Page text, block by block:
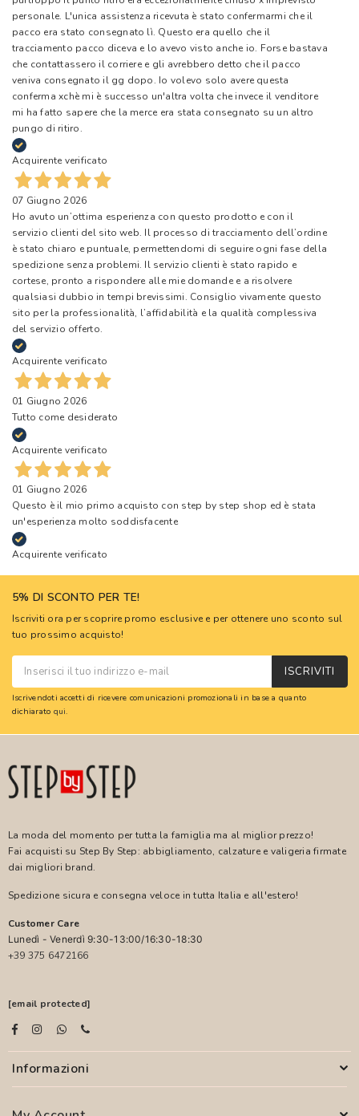
personale. L'unica assistenza ricevuta è stato confermarmi che il
pacco era stato consegnato lì. Questo era quello che il
tracciamento pacco diceva e lo avevo visto anche io. Forse bastava
che contattassero il corriere e gli avrebbero detto che il pacco
veniva consegnato il gg dopo. Io volevo solo avere questa
conferma xchè mi è successo un'altra volta che invece il venditore
mi ha fatto sapere che la merce era stata consegnato su un altro
pungo di ritiro.
Acquirente verificato
07 Giugno 2026
Ho avuto un’ottima esperienza con questo prodotto e con il
servizio clienti del sito web. Il processo di tracciamento dell’ordine
è stato chiaro e puntuale, permettendomi di seguire ogni fase della
spedizione senza problemi. Il servizio clienti è stato rapido e
cortese, pronto a rispondere alle mie domande e a risolvere
qualsiasi dubbio in tempi brevissimi. Consiglio vivamente questo
sito per la professionalità, l’affidabilità e la qualità complessiva
del servizio offerto.
Acquirente verificato
01 Giugno 2026
Tutto come desiderato
Acquirente verificato
01 Giugno 2026
Questo è il mio primo acquisto con step by step shop ed è stata
un'esperienza molto soddisfacente
Acquirente verificato
5% DI SCONTO PER TE!
Iscriviti ora per scoprire promo esclusive e per ottenere uno sconto sul
tuo prossimo acquisto!
ISCRIVITI
Iscrivendoti accetti di ricevere comunicazioni promozionali in base a quanto
dichiarato qui.
La moda del momento per tutta la famiglia ma al miglior prezzo!
Fai acquisti su Step By Step: abbigliamento, calzature e valigeria firmate
dai migliori brand.
Spedizione sicura e consegna veloce in tutta Italia e all'estero!
Customer Care
Lunedì - Venerdì 9:30-13:00/16:30-18:30
+39 375 6472166
[email protected]
Informazioni